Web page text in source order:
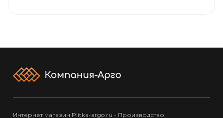
Интернет магазин Plitka-argo.ru - Производство